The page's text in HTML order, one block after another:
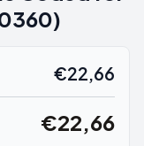
€22,66
€22,66